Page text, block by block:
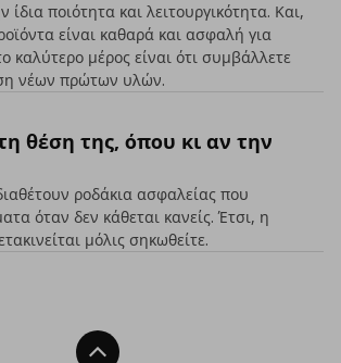
ποιότητα και λειτουργικότητα. Και,
είναι καθαρά και ασφαλή για
καλύτερο μέρος είναι ότι συμβάλλετε
νέων πρώτων υλών.
θέση της, όπου κι αν την
ροδάκια ασφαλείας που
όταν δεν κάθεται κανείς. Έτσι, η
μόλις σηκωθείτε.
Back To Top